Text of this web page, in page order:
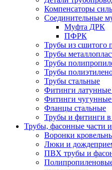
Компенсаторы
Соединительные
Муфта ДРК
ПФРК
Трубы из сшитого
Трубы
Трубы
Трубы
Трубы стальные
Фитинги латунные
Фитинги чугунные
Фланцы стальные
Трубы и фитинги в
Трубы, фасонные части
Воронки
Люки и
ПВХ трубы и